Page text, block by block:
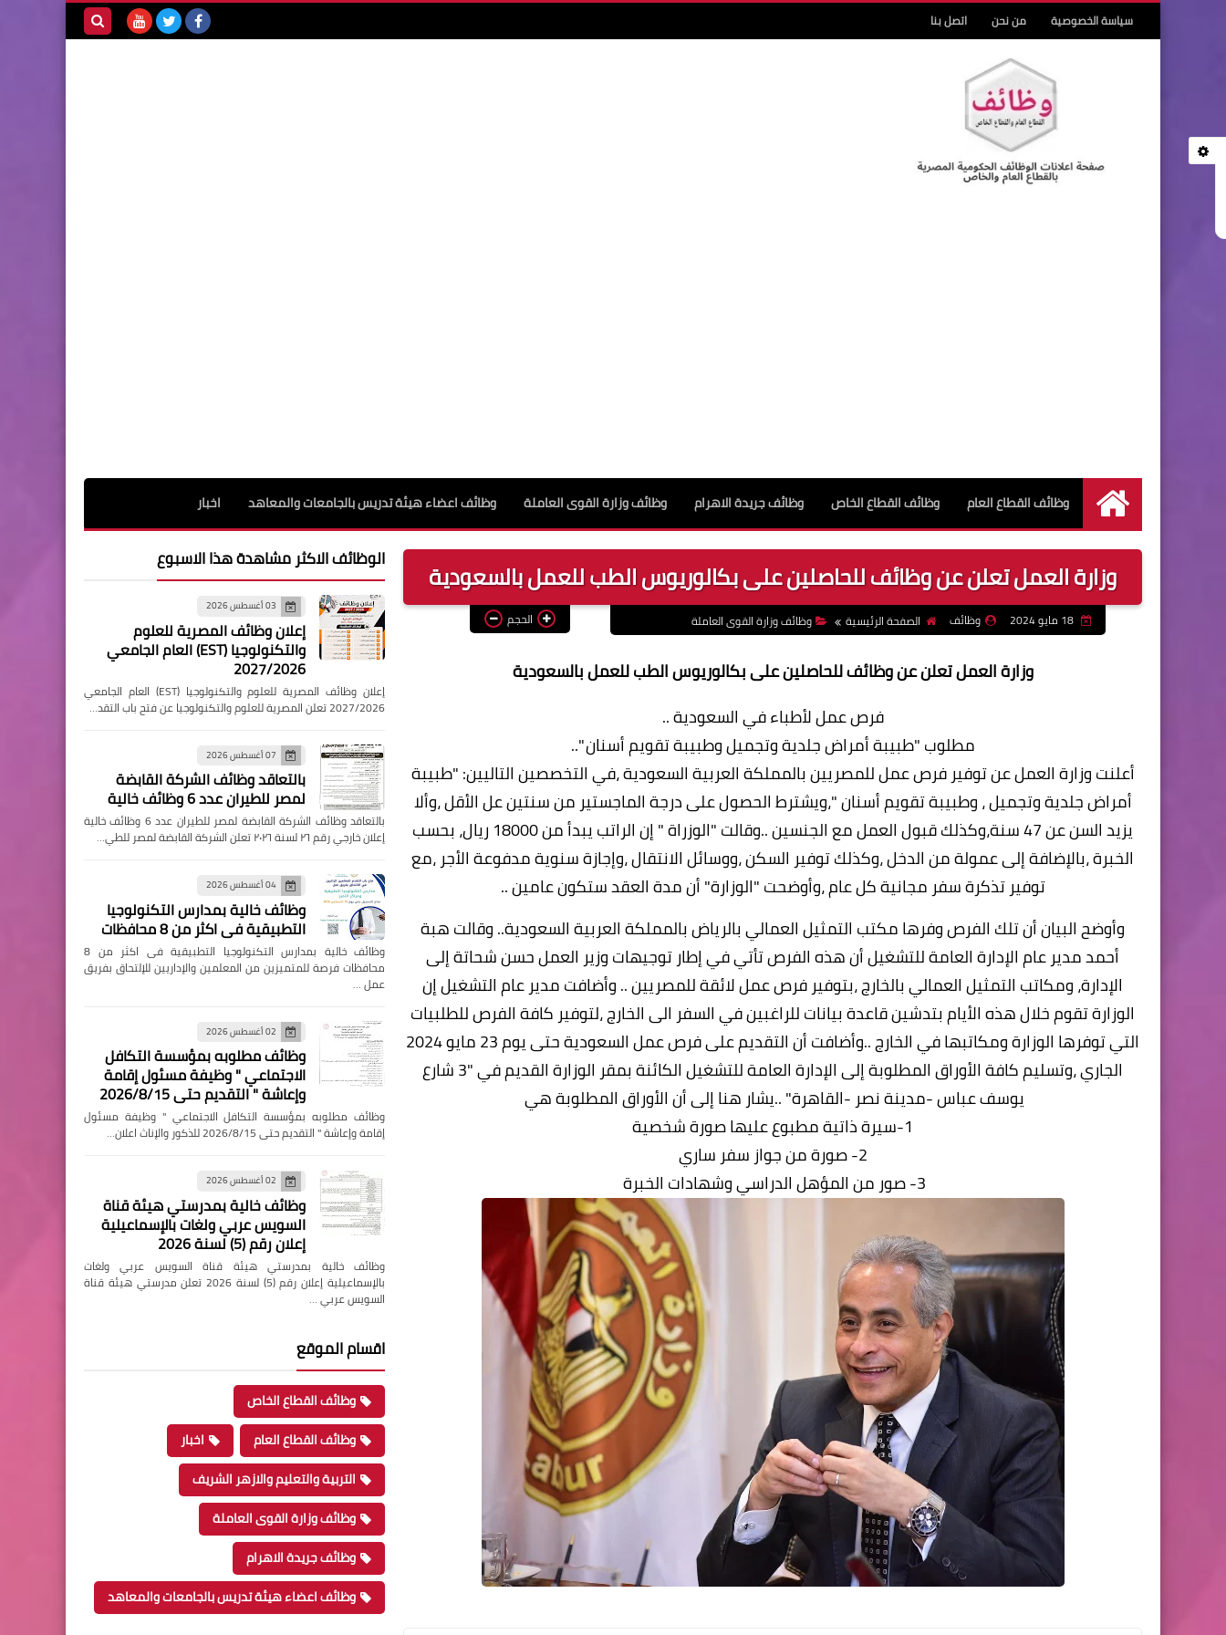
سياسة الخصوصية من نحن اتصل بنا
الرئيسية
وظائف القطاع العام وظائف القطاع الخاص وظائف جريدة الاهرام وظائف وزارة القوى العاملة وظائف اعضاء هيئة تدريس بالجامعات والمعاهد اخبار
وزارة العمل تعلن عن وظائف للحاصلين على بكالوريوس الطب للعمل بالسعودية
18 مايو 2024 وظائف الصفحة الرئيسية وظائف وزارة القوى العاملة الحجم
وزارة العمل تعلن عن وظائف للحاصلين على بكالوريوس الطب للعمل بالسعودية
فرص عمل لأطباء في السعودية ..
مطلوب "طبيبة أمراض جلدية وتجميل وطبيبة تقويم أسنان "..
أعلنت وزارة العمل عن توفير فرص عمل للمصريين بالمملكة العربية السعودية ،في التخصصين التاليين: "طبيبة
أمراض جلدية وتجميل ، وطبيبة تقويم أسنان "،ويشترط الحصول على درجة الماجستير من سنتين عل الأقل ،وألا
يزيد السن عن 47 سنة،وكذلك قبول العمل مع الجنسين ..وقالت "الوزراة " إن الراتب يبدأ من 18000 ريال، بحسب
الخبرة ،بالإضافة إلى عمولة من الدخل ،وكذلك توفير السكن ،ووسائل الانتقال ،وإجازة سنوية مدفوعة الأجر ،مع
توفير تذكرة سفر مجانية كل عام ،وأوضحت "الوزارة" أن مدة العقد ستكون عامين ..
وأوضح البيان أن تلك الفرص وفرها مكتب التمثيل العمالي بالرياض بالمملكة العربية السعودية.. وقالت هبة
أحمد مدير عام الإدارة العامة للتشغيل أن هذه الفرص تأتي في إطار توجيهات وزير العمل حسن شحاتة إلى
الإدارة، ومكاتب التمثيل العمالي بالخارج ،بتوفير فرص عمل لائقة للمصريين .. وأضافت مدير عام التشغيل إن
الوزارة تقوم خلال هذه الأيام بتدشين قاعدة بيانات للراغبين في السفر الى الخارج ،لتوفير كافة الفرص للطلبيات
التي توفرها الوزارة ومكاتبها في الخارج ..وأضافت أن التقديم على فرص عمل السعودية حتى يوم 23 مايو 2024
الجاري ،وتسليم كافة الأوراق المطلوبة إلى الإدارة العامة للتشغيل الكائنة بمقر الوزارة القديم في "3 شارع
يوسف عباس -مدينة نصر -القاهرة" ..يشار هنا إلى أن الأوراق المطلوبة هي
1-سيرة ذاتية مطبوع عليها صورة شخصية
2- صورة من جواز سفر ساري
3- صور من المؤهل الدراسي وشهادات الخبرة
الوظائف الاكثر مشاهدة هذا الاسبوع
03 أغسطس 2026
إعلان وظائف المصرية للعلوم
والتكنولوجيا (EST) العام الجامعي
2027/2026
إعلان وظائف المصرية للعلوم والتكنولوجيا (EST) العام الجامعي
2027/2026 تعلن المصرية للعلوم والتكنولوجيا عن فتح باب التقد…
07 أغسطس 2026
بالتعاقد وظائف الشركة القابضة
لمصر للطيران عدد 6 وظائف خالية
بالتعاقد وظائف الشركة القابضة لمصر للطيران عدد 6 وظائف خالية
إعلان خارجي رقم ٢٦ لسنة ٢٠٢٦ تعلن الشركة القابضة لمصر للطي…
04 أغسطس 2026
وظائف خالية بمدارس التكنولوجيا
التطبيقية فى اكثر من 8 محافظات
وظائف خالية بمدارس التكنولوجيا التطبيقية فى اكثر من 8
محافظات فرصة للمتميزين من المعلمين والإداريين للإلتحاق بفريق
عمل …
02 أغسطس 2026
وظائف مطلوبه بمؤسسة التكافل
الاجتماعي " وظيفة مسئول إقامة
وإعاشة " التقديم حتى 2026/8/15
وظائف مطلوبه بمؤسسة التكافل الاجتماعي " وظيفة مسئول
إقامة وإعاشة " التقديم حتى 2026/8/15 للذكور والإناث اعلان…
02 أغسطس 2026
وظائف خالية بمدرستي هيئة قناة
السويس عربي ولغات بالإسماعيلية
إعلان رقم (5) لسنة 2026
وظائف خالية بمدرستي هيئة قناة السويس عربي ولغات
بالإسماعيلية إعلان رقم (5) لسنة 2026 تعلن مدرستي هيئة قناة
السويس عربي …
اقسام الموقع
وظائف القطاع الخاص
وظائف القطاع العام
اخبار
التربية والتعليم والازهر الشريف
وظائف وزارة القوى العاملة
وظائف جريدة الاهرام
وظائف اعضاء هيئة تدريس بالجامعات والمعاهد